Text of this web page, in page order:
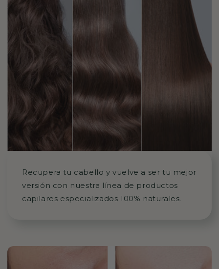
Recupera tu cabello y vuelve a ser tu mejor
versión con nuestra línea de productos
capilares especializados 100% naturales.